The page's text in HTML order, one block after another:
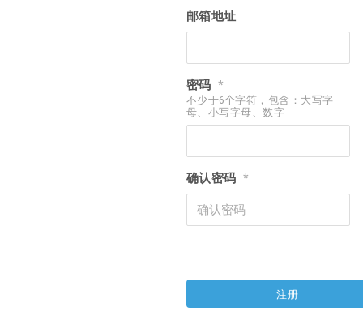
邮箱地址
密码 *
不少于6个字符，包含：大写字
母、小写字母、数字
确认密码 *